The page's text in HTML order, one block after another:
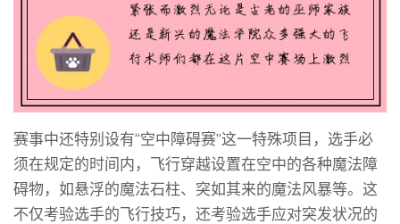
赛事中还特别设有“空中障碍赛”这一特殊项目，选手必
须在规定的时间内，飞行穿越设置在空中的各种魔法障
碍物，如悬浮的魔法石柱、突如其来的魔法风暴等。这
不仅考验选手的飞行技巧，还考验选手应对突发状况的